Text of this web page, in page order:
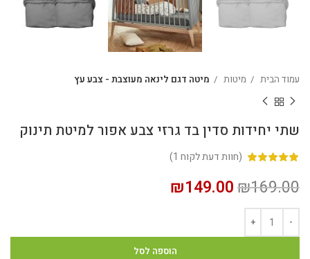
עמוד הבית מיטות מיטה דגם לינאה מעוצבת - צבע עץ
שתי יחידות סדין בד גרזי צבע אפור למיטת תינוק
(חוות דעת לקוח 1
)
₪169.00
₪149.00
הוספה לסל